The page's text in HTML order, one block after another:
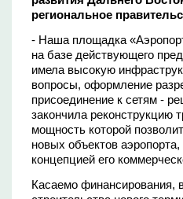
региональное
- Наша площадка
на базе действующего
имела высокую
вопросы, оформление
присоединение к сетям -
закончила реконструкцию
мощность которой
новых объектов
концепцией его
Касаемо финансирования,